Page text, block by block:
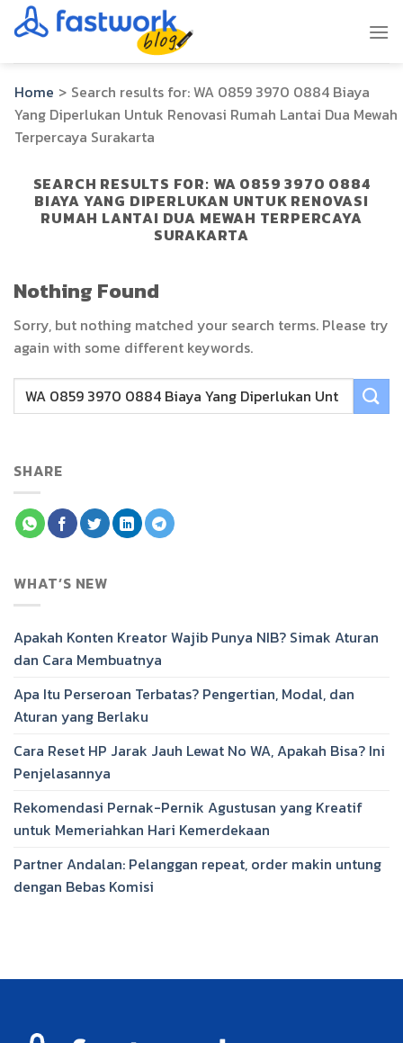
Skip
to
Home > Search results for:WA 0859 3970 0884 Biaya
Yang Diperlukan Untuk Renovasi Rumah Lantai Dua Mewah
Terpercaya Surakarta
SEARCH RESULTS FOR: WA 0859 3970 0884
BIAYA YANG DIPERLUKAN UNTUK RENOVASI
RUMAH LANTAI DUA MEWAH TERPERCAYA
SURAKARTA
Nothing Found
Sorry, but nothing matched your search terms. Please try
again with some different keywords.
SHARE
WHAT’S NEW
Apakah Konten Kreator Wajib Punya NIB? Simak Aturan
dan Cara Membuatnya
Apa Itu Perseroan Terbatas? Pengertian, Modal, dan
Aturan yang Berlaku
Cara Reset HP Jarak Jauh Lewat No WA, Apakah Bisa? Ini
Penjelasannya
Rekomendasi Pernak-Pernik Agustusan yang Kreatif
untuk Memeriahkan Hari Kemerdekaan
Partner Andalan: Pelanggan repeat, order makin untung
dengan Bebas Komisi